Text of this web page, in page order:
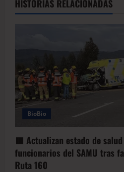
HISTORIAS RELACIONADAS
BioBio
🟥 Actualizan estado de
funcionarios del SAMU tras
Ruta 160